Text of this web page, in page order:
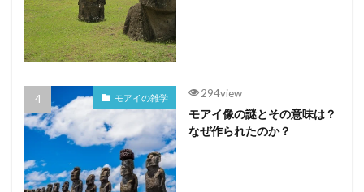
モアイの雑学 294view
モアイ像の謎とその意味は？
なぜ作られたのか？